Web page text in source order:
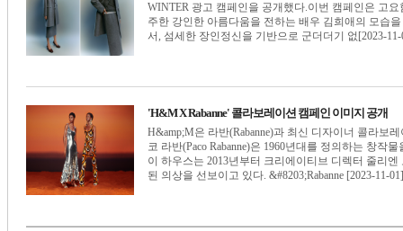
WINTER 광고 캠페인을 공개했다.이번 캠페인은 고
주한 강인한 아름다움을 전하는 배우 김희애의 모습
서, 섬세한 장인정신을 기반으로 군더더기 없[2023-11-
'H&M X Rabanne' 콜라보레이션 캠페인 이미지 공개
H&amp;M은 라반(Rabanne)과 최신 디자이너 콜라보
코 라반(Paco Rabanne)은 1960년대를 정의하는 창작
이 하우스는 2013년부터 크리에이티브 디렉터 줄리
된 의상을 선보이고 있다. &#8203;Rabanne [2023-11-01]